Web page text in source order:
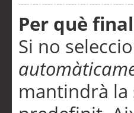
Per què
Si no
mantindrà la